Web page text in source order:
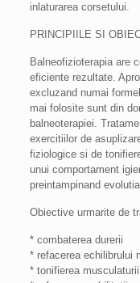
inlaturarea corsetului.
PRINCIPIILE SI
Balneofizioterapia are
eficiente rezultate.
excluzand numai
mai folosite sunt din
balneoterapiei.
exercitiilor de
fiziologice si de
unui comportament
preintampinand
Obiective urmarite de
* combaterea durerii
* refacerea echilibrului
* tonifierea musculaturii